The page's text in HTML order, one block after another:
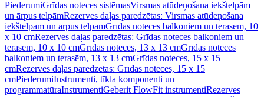
PiederumiGrīdas noteces sistēmasVirsmas atūdeņošana iekštelpām
un ārpus telpāmRezerves daļas paredzētas: Virsmas atūdeņošana
iekštelpām un ārpus telpāmGrīdas noteces balkoniem un terasēm, 10
x 10 cmRezerves daļas paredzētas: Grīdas noteces balkoniem un
terasēm, 10 x 10 cmGrīdas noteces, 13 x 13 cmGrīdas noteces
balkoniem un terasēm, 13 x 13 cmGrīdas noteces, 15 x 15
cmRezerves daļas paredzētas: Grīdas noteces, 15 x 15
cmPiederumiInstrumenti, tīkla komponenti un
programmatūraInstrumentiGeberit FlowFit instrumentiRezerves